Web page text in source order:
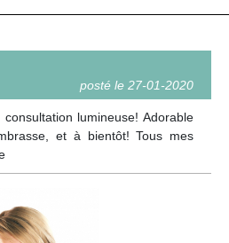
posté le 27-01-2020
lumineuse! Adorable
et à bientôt! Tous mes